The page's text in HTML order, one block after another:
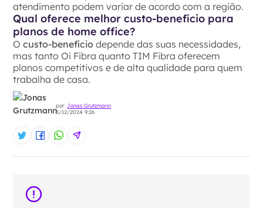
atendimento podem variar de acordo com a região.
Qual oferece melhor custo-benefício para
planos de home office?
Ocusto-benefício depende das suas necessidades,
mas tanto Oi Fibra quanto TIM Fibra oferecem
planos competitivos e de alta qualidade para quem
trabalha de casa.
por Jonas Grutzmann
5/12/2024 9:26